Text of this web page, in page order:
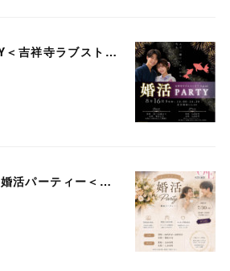
8/16(日) 婚活PARTY＜吉祥寺ラブストーリー＞
7/30(水) オンライン婚活パーティー＜大宮ラブストーリー＞